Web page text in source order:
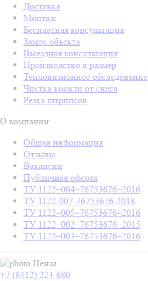
Доставка
Монтаж
Бесплатная консультация
Замер объекта
Выездная консультация
Производство в размер
Тепловизионное обследование
Чистка кровли от снега
Резка штрипсов
О компании
Общая информация
Отзывы
Вакансии
Публичная оферта
ТУ 1122–004–76753676–2016
ТУ 1122-007-76753676-2018
ТУ 1122–005–76753676–2016
ТУ 1122–002–76753676–2015
ТУ 1122–003–76753676–2016
Пенза
+7 (8412) 224-680